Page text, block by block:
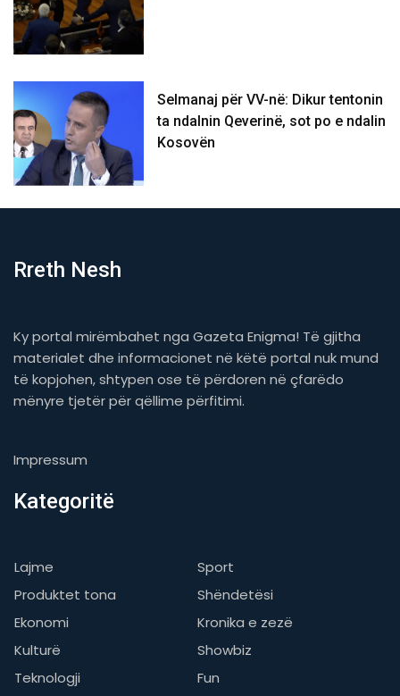
Selmanaj për VV-në: Dikur tentonin
ta ndalnin Qeverinë, sot po e ndalin
Kosovën
Rreth Nesh
Ky portal mirëmbahet nga Gazeta Enigma! Të gjitha
materialet dhe informacionet në këtë portal nuk mund
të kopjohen, shtypen ose të përdoren në çfarëdo
mënyre tjetër për qëllime përfitimi.
Impressum
Kategoritë
Lajme
Sport
Produktet tona
Shëndetësi
Ekonomi
Kronika e zezë
Kulturë
Showbiz
Teknologji
Fun